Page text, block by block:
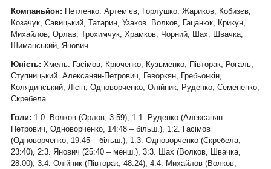
Компаньйон: Петленко. Артем’єв, Горлушко, Жариков, Кобизєв,
Козачук, Савицький, Татарин, Узаков. Волков, Гацанюк, Крикун,
Михайлов, Орлав, Трохимчук, Храмков, Чорний, Шах, Швачка,
Шиманський, Янович.
Юність: Хмель. Гасімов, Крюченко, Кузьменко, Півторак, Рогаль,
Ступницький. Алексанян-Петрович, Геворкян, Гребьонкін,
Колядинський, Лісін, Одноворченко, Олійник, Руденко, Семененко,
Скребела.
Голи: 1:0. Волков (Орлов, 3:59), 1:1. Руденко (Алексанян-
Петрович, Одноворченко, 14:48 – більш.), 1:2. Гасімов
(Одноворченко, 19:45 – більш.), 1:3. Одноворченко (Скребела,
23:40), 2:3. Янович (25:40 – менш.), 3:3. Шах (Волков, Швачка,
28:00), 3:4. Олійник (Півторак, 48:24), 4:4. Михайлов (Волков,